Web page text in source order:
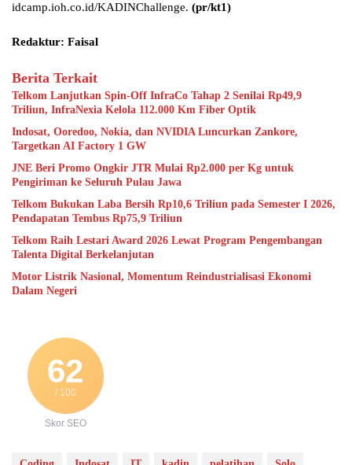
idcamp.ioh.co.id/KADINChallenge. (pr/kt1)
Redaktur: Faisal
Berita Terkait
Telkom Lanjutkan Spin-Off InfraCo Tahap 2 Senilai Rp49,9
Triliun, InfraNexia Kelola 112.000 Km Fiber Optik
Indosat, Ooredoo, Nokia, dan NVIDIA Luncurkan Zankore,
Targetkan AI Factory 1 GW
JNE Beri Promo Ongkir JTR Mulai Rp2.000 per Kg untuk
Pengiriman ke Seluruh Pulau Jawa
Telkom Bukukan Laba Bersih Rp10,6 Triliun pada Semester I 2026,
Pendapatan Tembus Rp75,9 Triliun
Telkom Raih Lestari Award 2026 Lewat Program Pengembangan
Talenta Digital Berkelanjutan
Motor Listrik Nasional, Momentum Reindustrialisasi Ekonomi
Dalam Negeri
62
/ 100
Skor SEO